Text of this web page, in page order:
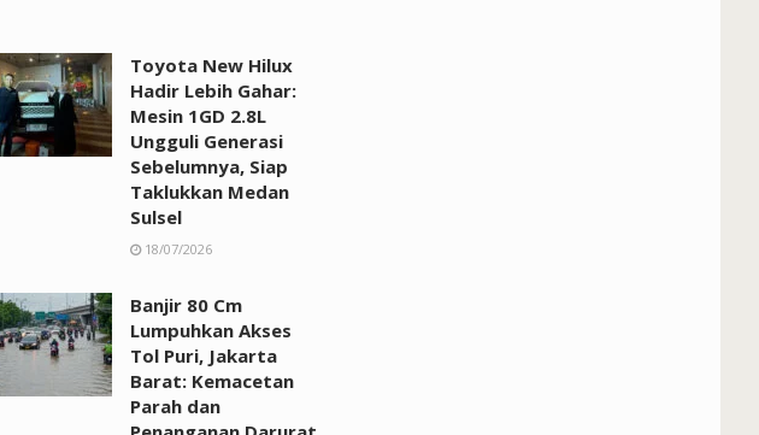
Toyota New Hilux
Hadir Lebih Gahar:
Mesin 1GD 2.8L
Ungguli Generasi
Sebelumnya, Siap
Taklukkan Medan
Sulsel
18/07/2026
Banjir 80 Cm
Lumpuhkan Akses
Tol Puri, Jakarta
Barat: Kemacetan
Parah dan